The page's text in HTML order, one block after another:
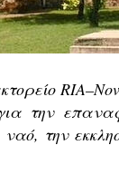
RIA–
την
την